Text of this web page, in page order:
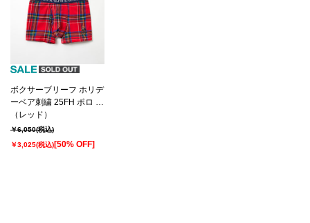
ボクサーブリーフ ホリデ
ーベア刺繍 25FH ポロ ラ
ルフ ローレン【前開き】
(RM3-C108）
（レッド）
￥6,050(税込)
￥3,025(税込)[50% OFF]